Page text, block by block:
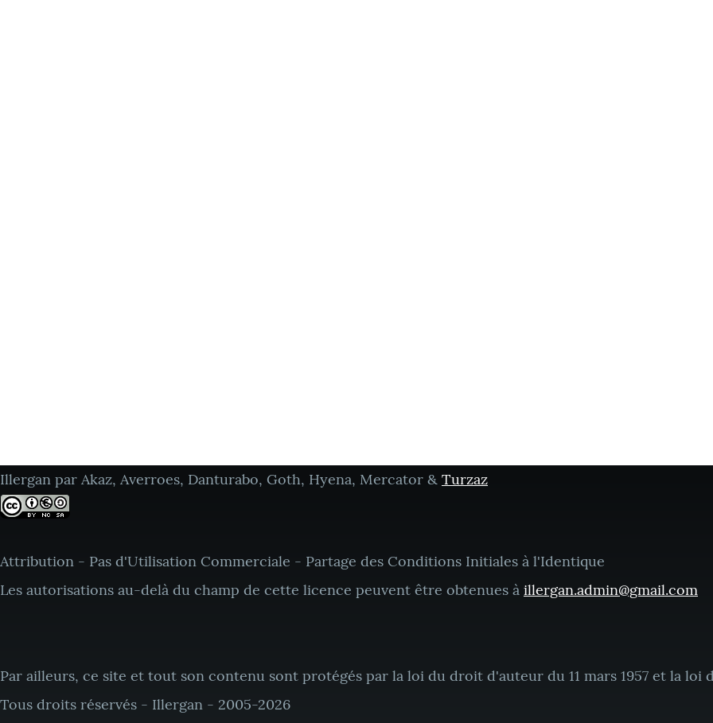
Illergan par Akaz, Averroes, Danturabo, Goth, Hyena, Mercator & Turzaz
Attribution - Pas d'Utilisation Commerciale - Partage des Conditions Initiales à l'Identique
Les autorisations au-delà du champ de cette licence peuvent être obtenues à illergan.admin@gmail.com
Par ailleurs, ce site et tout son contenu sont protégés par la loi du droit d'auteur du 11 mars 1957 et la loi
Tous droits réservés - Illergan - 2005-2026